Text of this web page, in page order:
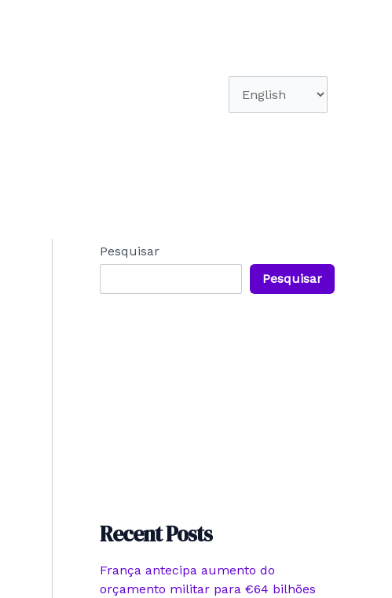
Pesquisar
Pesquisar
Recent Posts
França antecipa aumento do
orçamento militar para €64 bilhões